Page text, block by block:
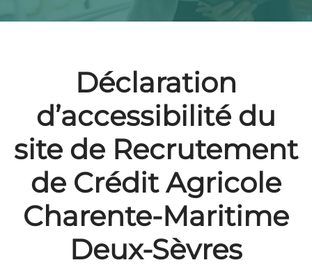
Déclaration
d’accessibilité du
site de Recrutement
de Crédit Agricole
Charente-Maritime
Deux-Sèvres